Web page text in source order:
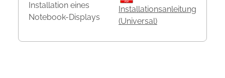
Installation eines
Notebook-Displays
Installationsanleitung
(Universal)